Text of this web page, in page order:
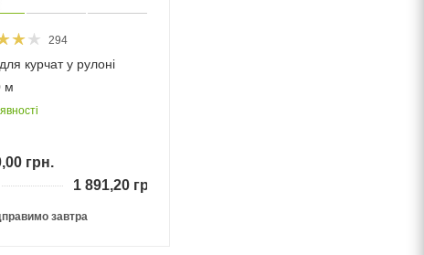
294
курчат у рулоні
м
грн.
1 891,20 грн.
завтра